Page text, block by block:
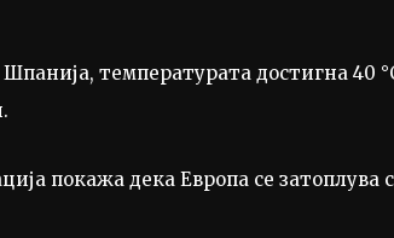
температурата достигна 40
покажа дека Европа се затоплува